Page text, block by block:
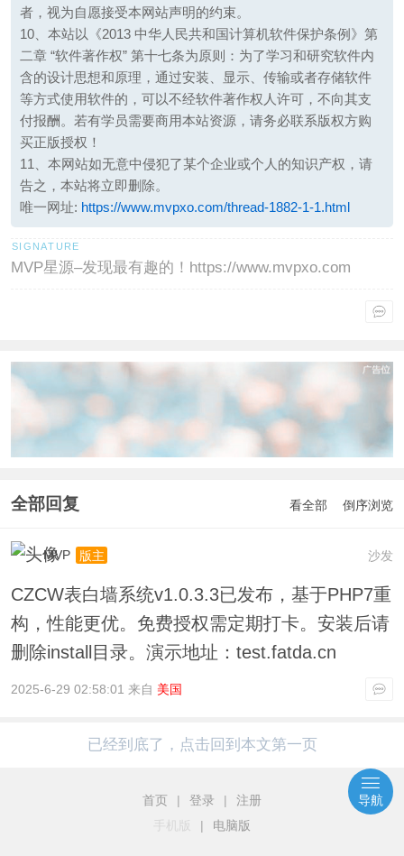
者，视为自愿接受本网站声明的约束。
10、本站以《2013 中华人民共和国计算机软件保护条例》第
二章 “软件著作权” 第十七条为原则：为了学习和研究软件内
含的设计思想和原理，通过安装、显示、传输或者存储软件
等方式使用软件的，可以不经软件著作权人许可，不向其支
付报酬。若有学员需要商用本站资源，请务必联系版权方购
买正版授权！
11、本网站如无意中侵犯了某个企业或个人的知识产权，请
告之，本站将立即删除。
唯一网址: https://www.mvpxo.com/thread-1882-1-1.html
MVP星源–发现最有趣的！https://www.mvpxo.com
全部回复 看全部 倒序浏览
沙发
MVP 版主
CZCW表白墙系统v1.0.3.3已发布，基于PHP7重
构，性能更优。免费授权需定期打卡。安装后请
删除install目录。演示地址：test.fatda.cn
2025-6-29 02:58:01 来自 美国
已经到底了，点击回到本文第一页
首页 | 登录 |
注册
手机版
| 电脑版
导航